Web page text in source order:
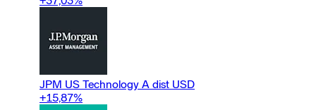
JPM US Technology A dist USD
+15,87%